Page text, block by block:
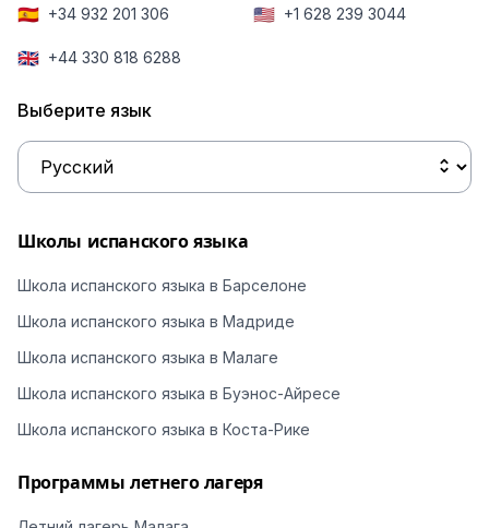
🇪🇸 +34 932 201 306 🇺🇸 +1 628 239 3044
🇬🇧 +44 330 818 6288
Выберите язык
Школы испанского языка
Школа испанского языка в Барселоне
Школа испанского языка в Мадриде
Школа испанского языка в Малаге
Школа испанского языка в Буэнос-Айресе
Школа испанского языка в Коста-Рике
Программы летнего лагеря